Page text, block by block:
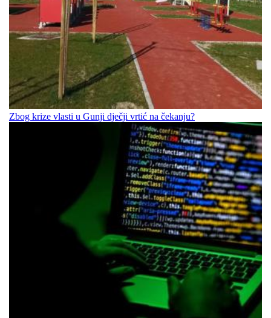
Zbog krize vlasti u Gunji dječji vrtić na čekanju?